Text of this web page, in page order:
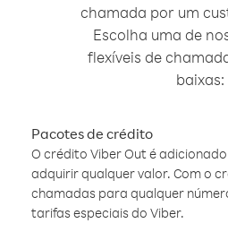
chamada por um
Escolha uma de
flexíveis de
baixas:
Pacotes de crédito
O crédito Viber Out é
adquirir qualquer valor. Com o
chamadas para qualquer
tarifas especiais do Viber.